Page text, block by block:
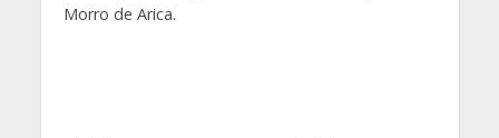
Morro de Arica.